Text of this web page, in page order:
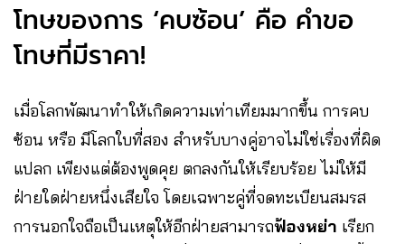
โทษของการ ‘คบซ้อน’ คือ คำขอ
โทษที่มีราคา!
เมื่อโลกพัฒนาทำให้เกิดความเท่าเทียมมากขึ้น การคบ
ซ้อน หรือ มีโลกใบที่สอง สำหรับบางคู่อาจไม่ใช่เรื่องที่ผิด
แปลก เพียงแต่ต้องพูดคุย ตกลงกันให้เรียบร้อย ไม่ให้มี
ฝ่ายใดฝ่ายหนึ่งเสียใจ โดยเฉพาะคู่ที่จดทะเบียนสมรส
การนอกใจถือเป็นเหตุให้อีกฝ่ายสามารถฟ้องหย่า เรียก